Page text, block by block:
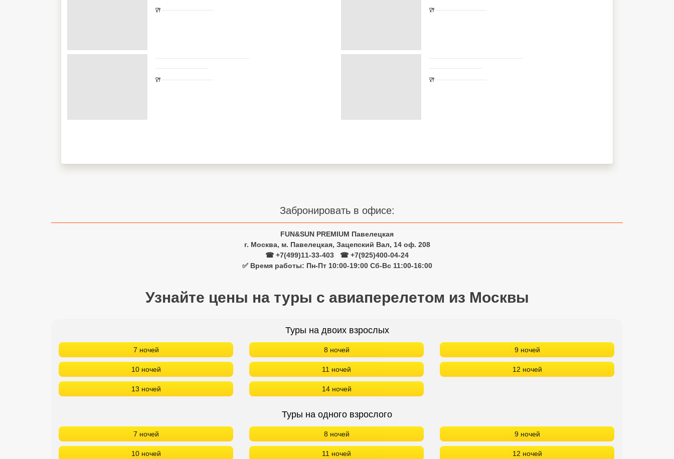
Забронировать в офисе:
FUN&SUN PREMIUM Павелецкая
г. Москва, м. Павелецкая, Зацепский Вал, 14 оф. 208
☎ +7(499)11-33-403
☎ +7(925)400-04-24
✅ Время работы: Пн-Пт 10:00-19:00 Сб-Вс 11:00-16:00
Узнайте цены на туры с авиаперелетом из Москвы
Туры на двоих взрослых
7 ночей 8 ночей 9 ночей
10 ночей 11 ночей 12 ночей
13 ночей 14 ночей
Туры на одного взрослого
7 ночей 8 ночей 9 ночей
10 ночей 11 ночей 12 ночей
Сетевые отели Турции
Сетевые отели Сейшел
Сетевые отели Маврикия